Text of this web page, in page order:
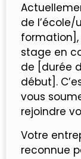
de
formation],
stage en
de [durée
début].
vous
rejoindre
Votre
reconnue